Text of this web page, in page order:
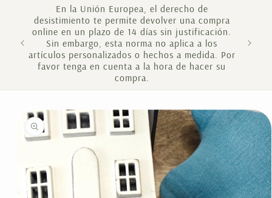
En la Unión Europea, el derecho de
desistimiento te permite devolver una compra
online en un plazo de 14 días sin justificación.
Sin embargo, esta norma no aplica a los
artículos personalizados o hechos a medida. Por
favor tenga en cuenta a la hora de hacer su
compra.
directamente
información
del producto